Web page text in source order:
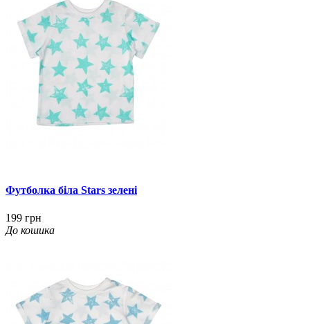
Футболка біла Stars зелені
199 грн
До кошика